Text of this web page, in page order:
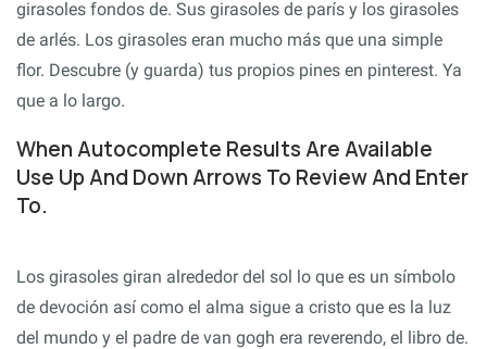
girasoles fondos de. Sus girasoles de parís y los girasoles
de arlés. Los girasoles eran mucho más que una simple
flor. Descubre (y guarda) tus propios pines en pinterest. Ya
que a lo largo.
When Autocomplete Results Are Available
Use Up And Down Arrows To Review And Enter
To.
Los girasoles giran alrededor del sol lo que es un símbolo
de devoción así como el alma sigue a cristo que es la luz
del mundo y el padre de van gogh era reverendo, el libro de.